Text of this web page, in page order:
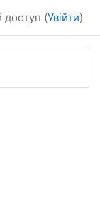
доступ (Увійти)